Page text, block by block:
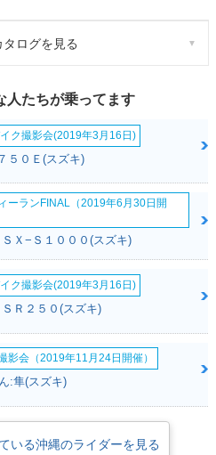
ログを見る
人たちが乗ってます
ク撮影会(2019年3月16日)
５０Ｅ(スズキ)
ーランFINAL（2019年6月30日開
Ｘ−Ｓ１０００(スズキ)
ク撮影会(2019年3月16日)
Ｒ２５０(スズキ)
影会（2019年11月24日開催）
:隼(スズキ)
いる沖縄のライダーを見る